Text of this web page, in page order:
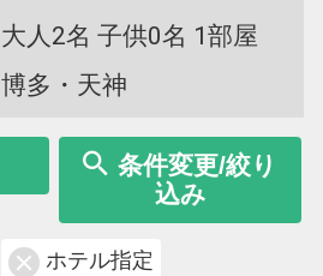
大人2名 子供0名 1部屋
博多・天神
条件変更/絞り
込み
ホテル指定